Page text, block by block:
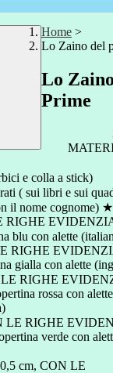
Home >
Lo Zaino del
Lo
Prime
e colla a stick)
( sui libri e sui
il nome cognome) ★
RIGHE
blu con alette
RIGHE
gialla con alette
LE RIGHE
rossa con alette
LE RIGHE
verde con
cm, CON LE